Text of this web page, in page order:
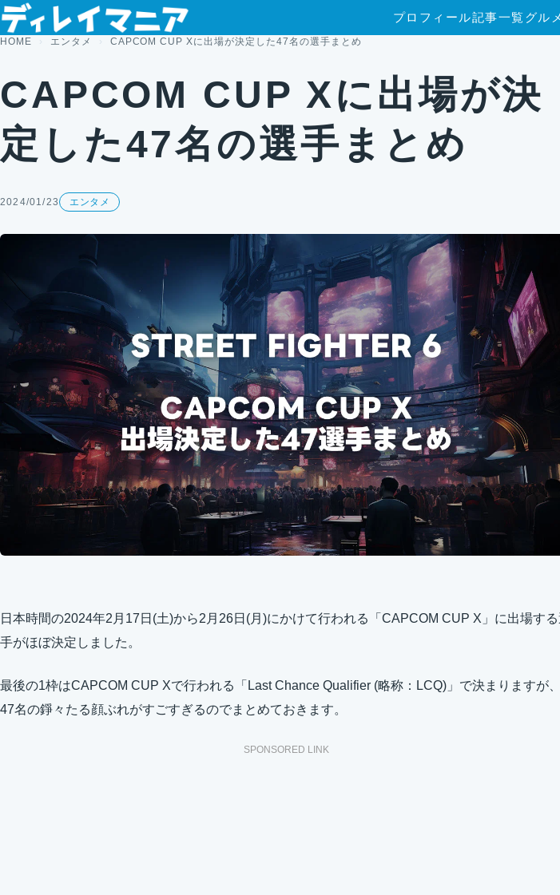
コンテンツへスキップ プロフィール記事一覧グルメ
HOME エンタメ CAPCOM CUP Xに出場が決定した47名の選手まとめ
CAPCOM CUP Xに出場が決
定した47名の選手まとめ
2024/01/23 エンタメ
日本時間の2024年2月17日(土)から2月26日(月)にかけて行われる「CAPCOM CUP X」に出場する
手がほぼ決定しました。
最後の1枠はCAPCOM CUP Xで行われる「Last Chance Qualifier (略称：LCQ)」で決まりますが、
47名の錚々たる顔ぶれがすごすぎるのでまとめておきます。
SPONSORED LINK